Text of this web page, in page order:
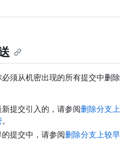
须从机密出现的所有提交中删除
提交引入的，请参阅删除分支上
。
提交中，请参阅删除分支上较早